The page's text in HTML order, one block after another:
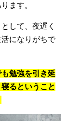
ます。
して、夜遅く
になりがちで
勉強を引き延
るということ